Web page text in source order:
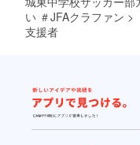
い ＃JFAクラファン >
支援者